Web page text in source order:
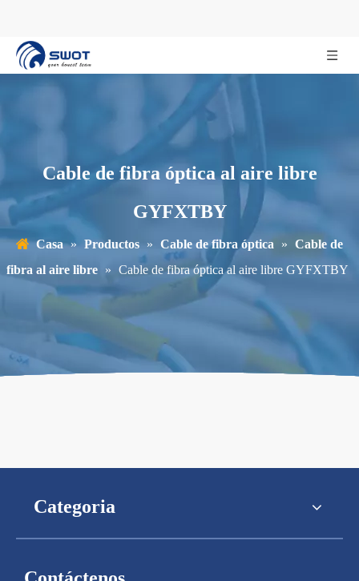
Cable de fibra óptica al aire libre
GYFXTBY
Casa » Productos » Cable de fibra óptica » Cable de
fibra al aire libre » Cable de fibra óptica al aire libre GYFXTBY
Categoria